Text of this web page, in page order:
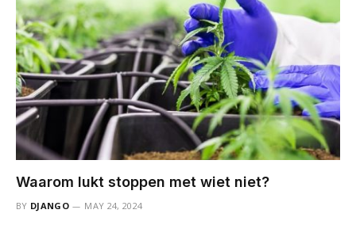
Waarom lukt stoppen met wiet niet?
BY DJANGO MAY 24, 2024